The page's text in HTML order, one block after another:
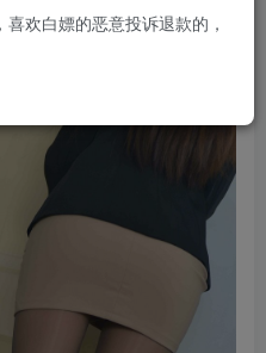
欢白嫖的恶意投诉退款的，